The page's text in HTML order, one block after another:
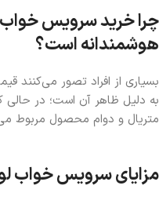
چرا خرید سرویس
هوشمندانه است؟
بسیاری از افراد تصور می‌کنند
به دلیل ظاهر آن است؛ در
متریال و دوام محصول مربوط
مزایای سرویس خواب